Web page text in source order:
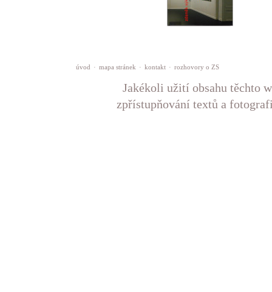
úvod · mapa stránek · kontakt · rozhovory o ZS
Jakékoli užití obsahu těchto
zpřístupňování textů a